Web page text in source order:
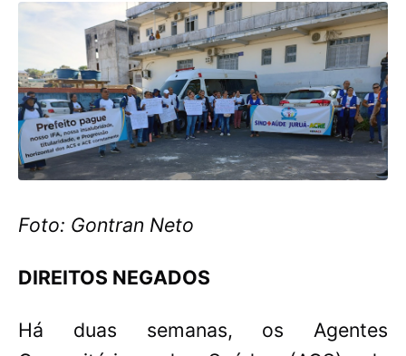
Foto: Gontran Neto
DIREITOS NEGADOS
Há duas semanas, os Agentes